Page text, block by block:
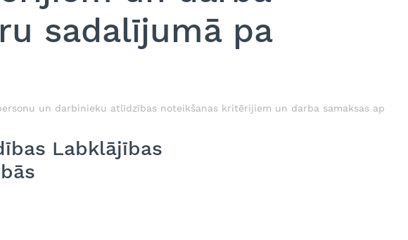
sadalījumā pa
un darbinieku atlīdzības noteikšanas kritērijiem un darba samaksas
Labklājības